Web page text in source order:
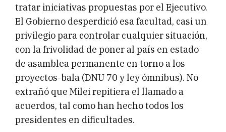
tratar iniciativas propuestas por el Ejecutivo.
El Gobierno desperdició esa facultad, casi un
privilegio para controlar cualquier situación,
con la frivolidad de poner al país en estado
de asamblea permanente en torno a los
proyectos-bala (DNU 70 y ley ómnibus). No
extrañó que Milei repitiera el llamado a
acuerdos, tal como han hecho todos los
presidentes en dificultades.